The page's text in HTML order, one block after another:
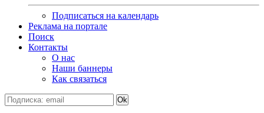
Подписаться на календарь
Реклама на портале
Поиск
Контакты
О нас
Наши баннеры
Как связаться